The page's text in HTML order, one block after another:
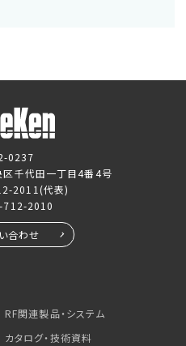
0237
千代田一丁目4番4号
2011 (代表)
712-2010
合わせ
RF関連製品・システム
カタログ・技術資料